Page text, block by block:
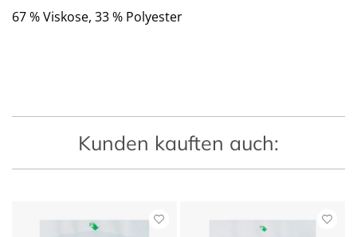
67 % Viskose, 33 % Polyester
Kunden kauften auch: